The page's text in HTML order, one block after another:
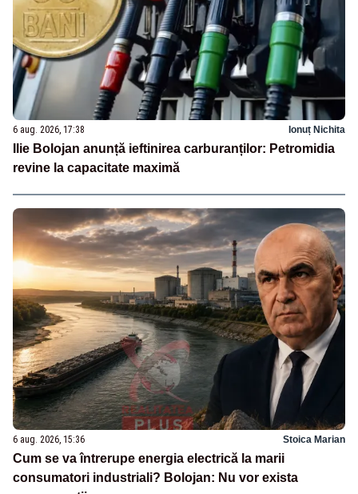
6 aug. 2026, 17:38 Ionuț Nichita
Ilie Bolojan anunță ieftinirea carburanților: Petromidia
revine la capacitate maximă
6 aug. 2026, 15:36 Stoica Marian
Cum se va întrerupe energia electrică la marii
consumatori industriali? Bolojan: Nu vor exista